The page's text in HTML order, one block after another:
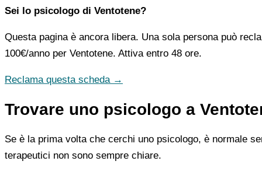
Sei lo psicologo di Ventotene?
Questa pagina è ancora libera. Una sola persona può
100€/anno per Ventotene. Attiva entro 48 ore.
Reclama questa scheda →
Trovare uno psicologo a
Se è la prima volta che cerchi uno psicologo, è normale
terapeutici non sono sempre chiare.